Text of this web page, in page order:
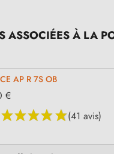
ASSOCIÉES À LA
AP R 7S OB
(41 avis)
€